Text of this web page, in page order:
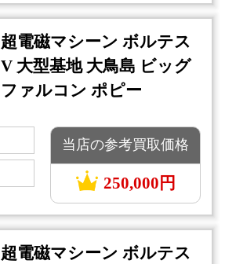
超電磁マシーン ボルテス
V 大型基地 大鳥島 ビッグ
ファルコン ポピー
当店の参考買取価格
250,000円
超電磁マシーン ボルテス